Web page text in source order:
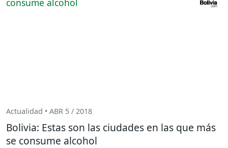
Actualidad • ABR 5 / 2018
Bolivia: Estas son las ciudades en las que más
se consume alcohol